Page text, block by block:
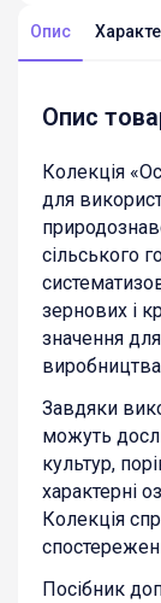
Опис
Опис
Колекція
для
сільського
зернових і
значення
Завдяки
можуть
культур,
характерні
Колекція
Посібник